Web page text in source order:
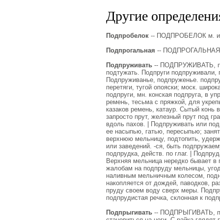
Другие
Подпробелок-- ПОДПРОБЕЛОК м.
Подпрогальная -- ПОДПРОГАЛЬНАЯ
Подпруживать-- ПОДПРУЖИВАТЬ,
подтужать. Подпруги подпруживали,
Подпруживанье, подпруженье.
перетяги, тугой опояски; моск.
подпруги, мн. конская подпруга, в
ремень, тесьма с пряжкой, для
казаков ремень, катаур. Сытый конь
запросто прут, железный прут под
вдоль пахов. | Подпруживать или
ее насыпью, гатью, пересыпью;
верхнюю мельницу, подтопить,
или заведений. -ся, быть
подпрудка, действ. по глаг. |
Верхняя мельница нередко бывает
жалобам на подпруду мельницы,
наливным мельничным колесом,
накопляется от дождей, паводков,
пруду своем воду сверх меры.
подпрудистая речка, склонная к
Подпрыгивать-- ПОДПРЫГИВАТЬ,